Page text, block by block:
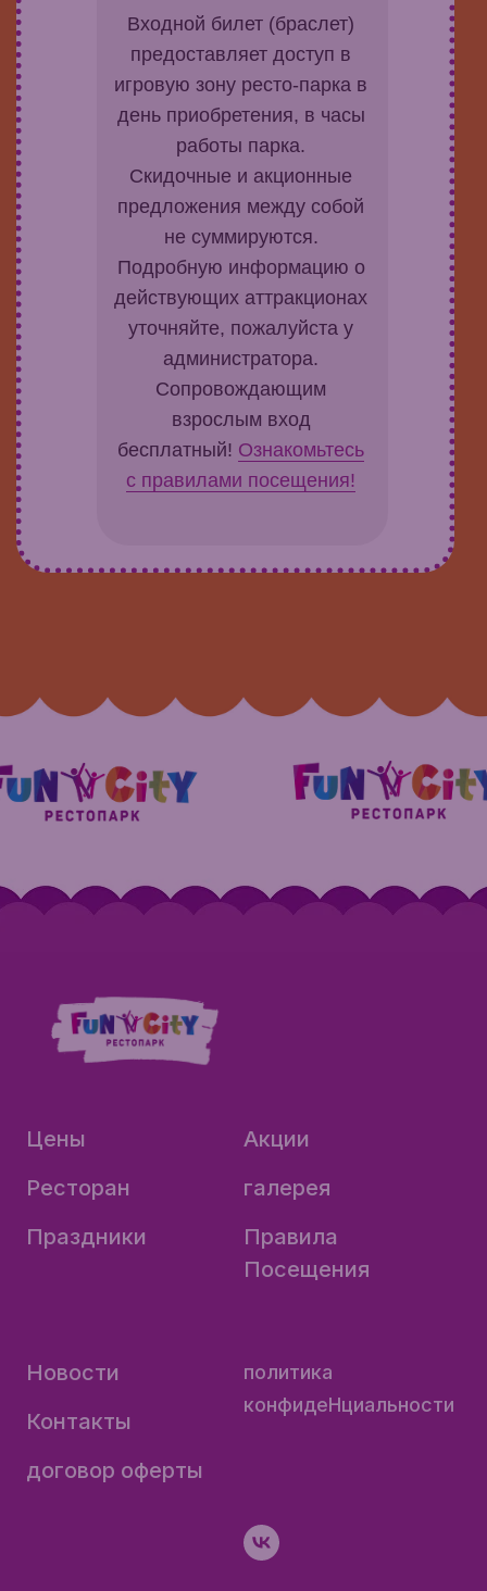
Входной билет (браслет)
предоставляет доступ в
игровую зону ресто-парка в
день приобретения, в часы
работы парка.
Скидочные и акционные
предложения между собой
не суммируются.
Подробную информацию о
действующих аттракционах
уточняйте, пожалуйста у
администратора.
Сопровождающим
взрослым вход
бесплатный! Ознакомьтесь
с правилами посещения!
Цены
Ресторан
Праздники
Акции
галерея
Правила
Посещения
Новости
Контакты
договор оферты
политика
конфидеНциальности